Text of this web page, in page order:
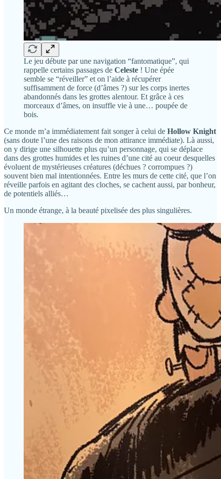
Le jeu débute par une navigation “fantomatique”, qui
rappelle certains passages de Celeste ! Une épée
semble se “réveiller” et on l’aide à récupérer
suffisamment de force (d’âmes ?) sur les corps inertes
abandonnés dans les grottes alentour. Et grâce à ces
morceaux d’âmes, on insuffle vie à une… poupée de
bois.
Ce monde m’a immédiatement fait songer à celui de Hollow Knight
(sans doute l’une des raisons de mon attirance immédiate). Là aussi,
on y dirige une silhouette plus qu’un personnage, qui se déplace
dans des grottes humides et les ruines d’une cité au coeur desquelles
évoluent de mystérieuses créatures (déchues ? corrompues ?)
souvent bien mal intentionnées. Entre les murs de cette cité, que l’on
réveille parfois en agitant des cloches, se cachent aussi, par bonheur,
de potentiels alliés…
Un monde étrange, à la beauté pixelisée des plus singulières.